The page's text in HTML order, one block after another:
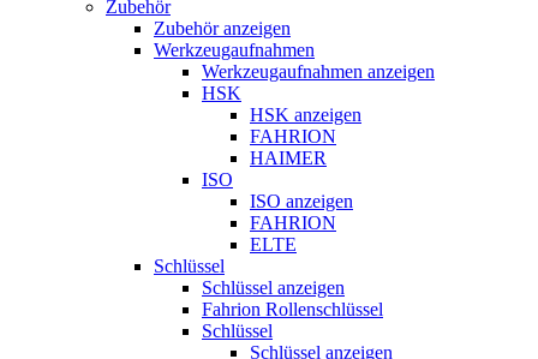
Zubehör
Zubehör anzeigen
Werkzeugaufnahmen
Werkzeugaufnahmen anzeigen
HSK
HSK anzeigen
FAHRION
HAIMER
ISO
ISO anzeigen
FAHRION
ELTE
Schlüssel
Schlüssel anzeigen
Fahrion Rollenschlüssel
Schlüssel
Schlüssel anzeigen